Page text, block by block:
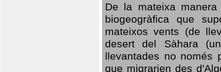
De la mateixa
biogeogràfica que
mateixos vents (de
desert del Sàhara
llevantades no només
que migrarien des